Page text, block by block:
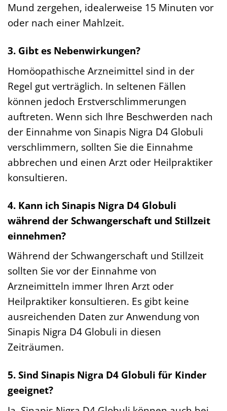
Mund zergehen, idealerweise 15 Minuten vor
oder nach einer Mahlzeit.
3. Gibt es Nebenwirkungen?
Homöopathische Arzneimittel sind in der
Regel gut verträglich. In seltenen Fällen
können jedoch Erstverschlimmerungen
auftreten. Wenn sich Ihre Beschwerden nach
der Einnahme von Sinapis Nigra D4 Globuli
verschlimmern, sollten Sie die Einnahme
abbrechen und einen Arzt oder Heilpraktiker
konsultieren.
4. Kann ich Sinapis Nigra D4 Globuli
während der Schwangerschaft und Stillzeit
einnehmen?
Während der Schwangerschaft und Stillzeit
sollten Sie vor der Einnahme von
Arzneimitteln immer Ihren Arzt oder
Heilpraktiker konsultieren. Es gibt keine
ausreichenden Daten zur Anwendung von
Sinapis Nigra D4 Globuli in diesen
Zeiträumen.
5. Sind Sinapis Nigra D4 Globuli für Kinder
geeignet?